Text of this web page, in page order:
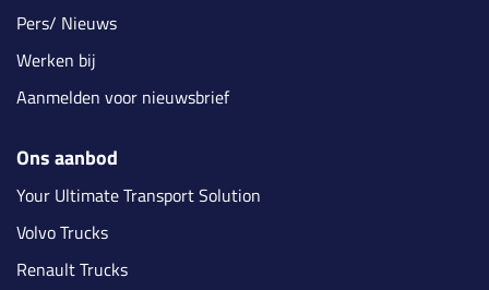
Pers/ Nieuws
Werken bij
Aanmelden voor nieuwsbrief
Ons aanbod
Your Ultimate Transport Solution
Volvo Trucks
Renault Trucks